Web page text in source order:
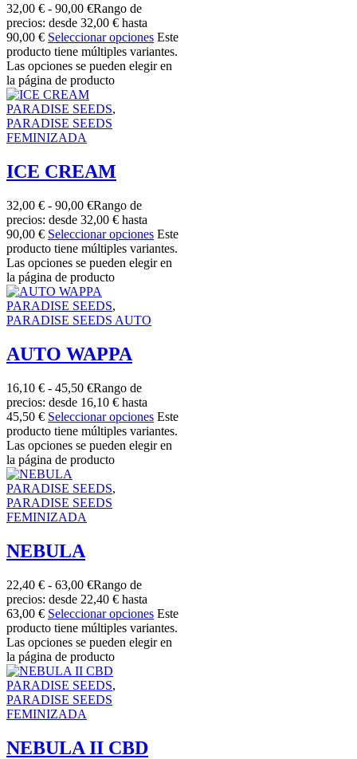
32,00 € - 90,00 €Rango de
precios: desde 32,00 € hasta
90,00 € Seleccionar opciones Este
producto tiene múltiples variantes.
Las opciones se pueden elegir en
la página de producto
PARADISE SEEDS,
PARADISE SEEDS
FEMINIZADA
ICE CREAM
32,00 € - 90,00 €Rango de
precios: desde 32,00 € hasta
90,00 € Seleccionar opciones Este
producto tiene múltiples variantes.
Las opciones se pueden elegir en
la página de producto
PARADISE SEEDS,
PARADISE SEEDS AUTO
AUTO WAPPA
16,10 € - 45,50 €Rango de
precios: desde 16,10 € hasta
45,50 € Seleccionar opciones Este
producto tiene múltiples variantes.
Las opciones se pueden elegir en
la página de producto
PARADISE SEEDS,
PARADISE SEEDS
FEMINIZADA
NEBULA
22,40 € - 63,00 €Rango de
precios: desde 22,40 € hasta
63,00 € Seleccionar opciones Este
producto tiene múltiples variantes.
Las opciones se pueden elegir en
la página de producto
PARADISE SEEDS,
PARADISE SEEDS
FEMINIZADA
NEBULA II CBD